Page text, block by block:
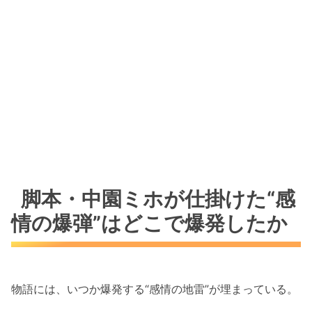
脚本・中園ミホが仕掛けた“感
情の爆弾”はどこで爆発したか
物語には、いつか爆発する“感情の地雷”が埋まっている。